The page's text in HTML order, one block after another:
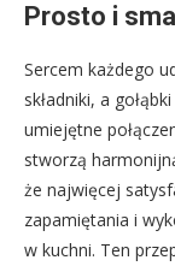
Prosto i
Sercem każdego
składniki, a
umiejętne
stworzą
że najwięcej
zapamiętania i
w kuchni. Ten